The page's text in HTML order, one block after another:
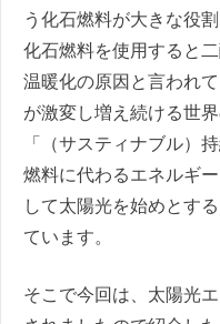
う化石燃料が大きな役
化石燃料を使用すると
温暖化の原因と言われ
が激変し増え続ける世
「（サスティナブル）
燃料に代わるエネルギ
して太陽光を始めとす
ています。
そこで今回は、太陽光